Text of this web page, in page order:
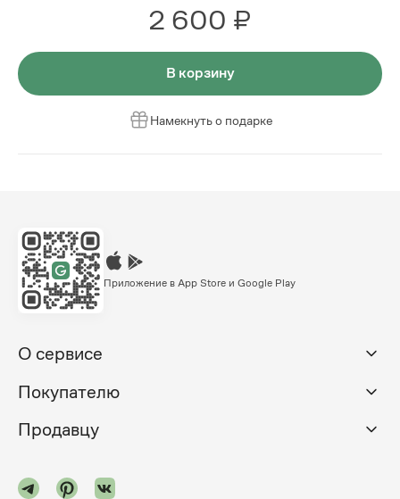
2 600 ₽
В корзину
Намекнуть о подарке
Приложение в App Store и Google Play
О сервисе
Покупателю
Продавцу